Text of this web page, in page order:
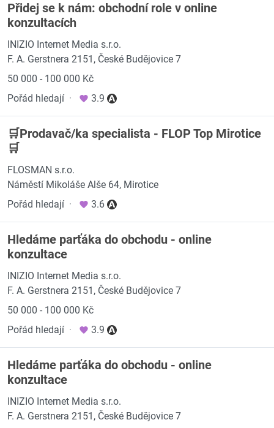
Přidej se k nám: obchodní role v online
konzultacích
INIZIO Internet Media s.r.o.
F. A. Gerstnera 2151, České Budějovice 7
50 000 - 100 000 Kč
Pořád hledají · 3.9
🛒Prodavač/ka specialista - FLOP Top Mirotice
🛒
FLOSMAN s.r.o.
Náměstí Mikoláše Alše 64, Mirotice
Pořád hledají · 3.6
Hledáme parťáka do obchodu - online
konzultace
INIZIO Internet Media s.r.o.
F. A. Gerstnera 2151, České Budějovice 7
50 000 - 100 000 Kč
Pořád hledají · 3.9
Hledáme parťáka do obchodu - online
konzultace
INIZIO Internet Media s.r.o.
F. A. Gerstnera 2151, České Budějovice 7